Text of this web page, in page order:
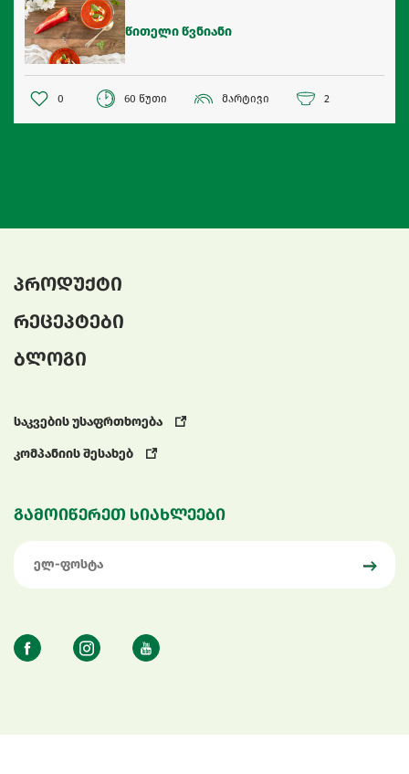
წითელი წვნიანი
0 60 წუთი მარტივი 2
პროდუქტი
რეცეპტები
ბლოგი
საკვების უსაფრთხოება
კომპანიის შესახებ
გამოიწერეთ სიახლეები